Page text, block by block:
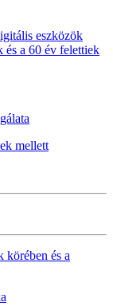
eszközök
és a 60 év felettiek
mellett
körében és a